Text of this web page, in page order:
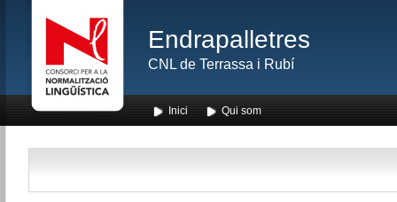
Endrapalletres
CNL de Terrassa i Rubí
Inici Qui som